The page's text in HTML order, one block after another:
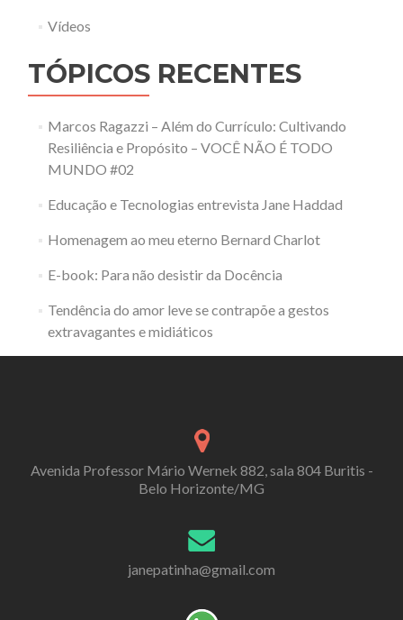
Vídeos
TÓPICOS RECENTES
Marcos Ragazzi – Além do Currículo: Cultivando
Resiliência e Propósito – VOCÊ NÃO É TODO
MUNDO #02
Educação e Tecnologias entrevista Jane Haddad
Homenagem ao meu eterno Bernard Charlot
E-book: Para não desistir da Docência
Tendência do amor leve se contrapõe a gestos
extravagantes e midiáticos
Avenida Professor Mário Wernek 882, sala 804 Buritis -
Belo Horizonte/MG
janepatinha@gmail.com